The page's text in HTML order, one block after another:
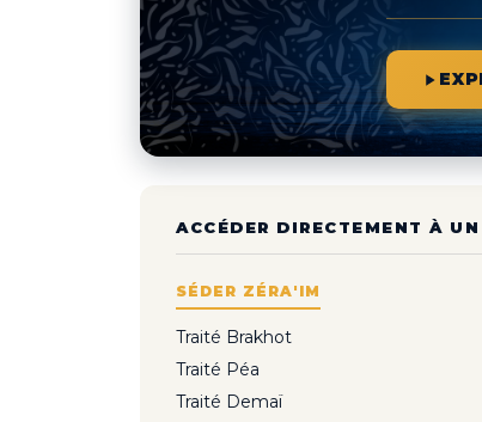
ACCÉDER DIRECTEMENT À
SÉDER ZÉRA'IM
Traité Brakhot
Traité Péa
Traité Demaï